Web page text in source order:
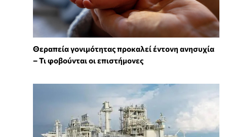
Θεραπεία γονιμότητας προκαλεί έντονη ανησυχία
– Τι φοβούνται οι επιστήμονες